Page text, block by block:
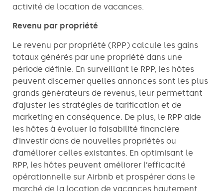
activité de location de vacances.
Revenu par propriété
Le revenu par propriété (RPP) calcule les gains
totaux générés par une propriété dans une
période définie. En surveillant le RPP, les hôtes
peuvent discerner quelles annonces sont les plus
grands générateurs de revenus, leur permettant
d’ajuster les stratégies de tarification et de
marketing en conséquence. De plus, le RPP aide
les hôtes à évaluer la faisabilité financière
d’investir dans de nouvelles propriétés ou
d’améliorer celles existantes. En optimisant le
RPP, les hôtes peuvent améliorer l’efficacité
opérationnelle sur Airbnb et prospérer dans le
marché de la location de vacances hautement